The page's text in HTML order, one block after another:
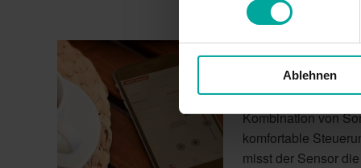
Ablehnen
in
Ihrem
Ein Raumklima
Veröffentlicht
am
2. Oktober 2017
Die ideale
Kombination von
komfortable
misst der Sensor